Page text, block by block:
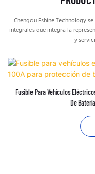
Chengdu Eshine Technology
integrales que integra la
y
Fusible Para Vehículos
De